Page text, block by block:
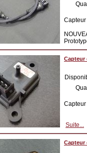
Capteur
Suite...